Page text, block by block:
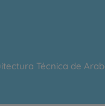
Técnica de